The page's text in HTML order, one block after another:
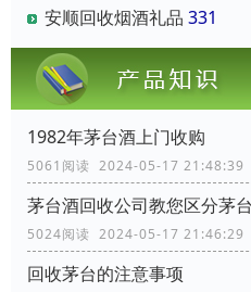
安顺回收烟酒礼品 331
1982年茅台酒上门收购
5061阅读 2024-05-17 21:48:39
茅台酒回收公司教您区分茅
5024阅读 2024-05-17 21:46:29
回收茅台的注意事项